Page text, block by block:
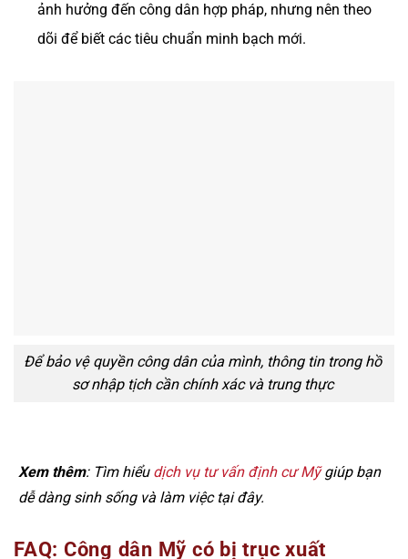
ảnh hưởng đến công dân hợp pháp, nhưng nên theo
dõi để biết các tiêu chuẩn minh bạch mới.
Để bảo vệ quyền công dân của mình, thông tin trong hồ
sơ nhập tịch cần chính xác và trung thực
Xem thêm: Tìm hiểu dịch vụ tư vấn định cư Mỹgiúp bạn
dễ dàng sinh sống và làm việc tại đây.
FAQ: Công dân Mỹ có bị trục xuất